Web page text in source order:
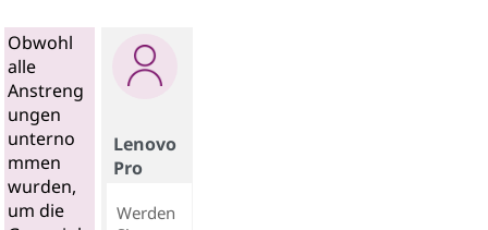
Obwohl
alle
Anstreng
ungen
unterno
mmen
wurden,
um die
Lenovo
Pro
Werden